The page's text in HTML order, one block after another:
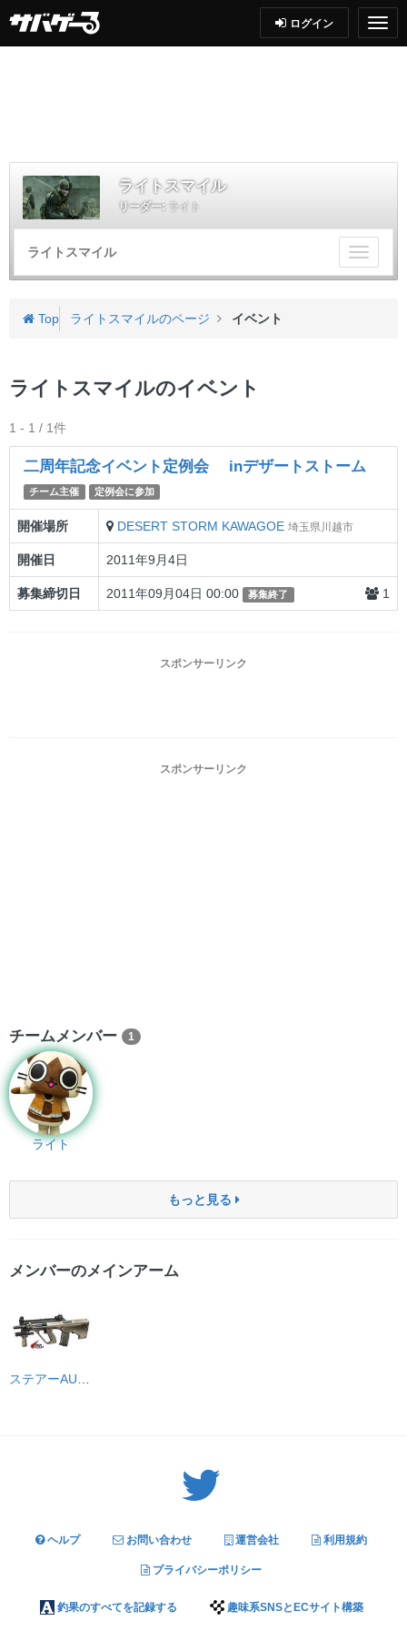
ログイン
ライトスマイル
リーダー: ライト
チ
ー
ライトスマイル
Top ライトスマイルのページ イベント
ライトスマイルのイベント
1 - 1 / 1件
二周年記念イベント定例会 inデザートストーム
チーム主催 定例会に参加
開催場所 DESERT STORM KAWAGOE 埼玉県川越市
開催日 2011年9月4日
募集締切日 2011年09月04日 00:00 募集終了 1
スポンサーリンク
スポンサーリンク
チームメンバー 1
ライト
もっと見る
メンバーのメインアーム
ヘルプ お問い合わせ 運営会社 利用規約
プライバシーポリシー
釣果のすべてを記録する 趣味系SNSとECサイト構築